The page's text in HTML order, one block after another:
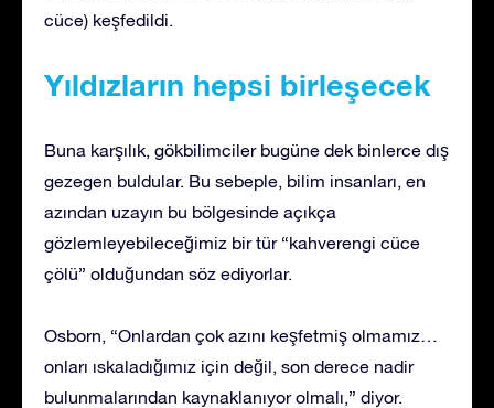
cüce) keşfedildi.
Yıldızların hepsi birleşecek
Buna karşılık, gökbilimciler bugüne dek binlerce dış
gezegen buldular. Bu sebeple, bilim insanları, en
azından uzayın bu bölgesinde açıkça
gözlemleyebileceğimiz bir tür “kahverengi cüce
çölü” olduğundan söz ediyorlar.
Osborn, “Onlardan çok azını keşfetmiş olmamız…
onları ıskaladığımız için değil, son derece nadir
bulunmalarından kaynaklanıyor olmalı,” diyor.